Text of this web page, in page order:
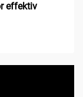
effektiv